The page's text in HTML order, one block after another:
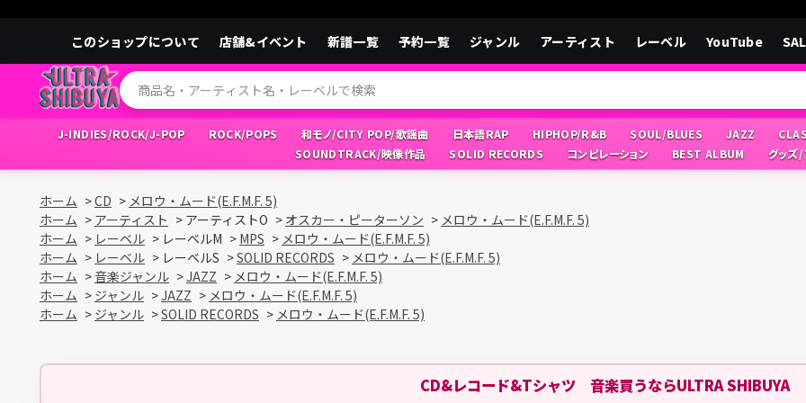
このショップについて 店舗&イベント 新譜一覧 予約一覧 ジャンル アーティスト レーベル YouTube
J-INDIES/ROCK/J-POP ROCK/POPS 和モノ/CITY POP/歌謡曲 日本語RAP HIPHOP/R&B SOUL/BLUES JAZZ
SOUNDTRACK/映像作品
SOLID RECORDS コンピレーション BEST ALBUM グッズ
ホーム >CD > メロウ・ムード(E.F.M.F. 5)
ホーム > アーティスト > アーティストO > オスカー・ピーターソン > メロウ・ムード(E.F.M.F. 5)
ホーム > レーベル > レーベルM > MPS > メロウ・ムード(E.F.M.F. 5)
ホーム > レーベル > レーベルS >SOLID RECORDS > メロウ・ムード(E.F.M.F. 5)
ホーム >音楽ジャンル >JAZZ > メロウ・ムード(E.F.M.F. 5)
ホーム > ジャンル >JAZZ > メロウ・ムード(E.F.M.F. 5)
ホーム > ジャンル >SOLID RECORDS > メロウ・ムード(E.F.M.F. 5)
CD&レコード&Tシャツ 音楽買うならULTRA SHIBUYA